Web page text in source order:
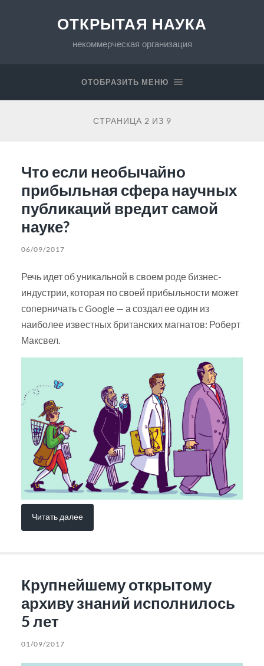
ОТКРЫТАЯ НАУКА
некоммерческая организация
ОТОБРАЗИТЬ МЕНЮ
СТРАНИЦА 2 ИЗ 9
Что если необычайно
прибыльная сфера научных
публикаций вредит самой
науке?
06/09/2017
Речь идет об уникальной в своем роде бизнес-
индустрии, которая по своей прибыльности может
соперничать с Google — а создал ее один из
наиболее известных британских магнатов: Роберт
Максвел.
Читать далее
Крупнейшему открытому
архиву знаний исполнилось
5 лет
01/09/2017